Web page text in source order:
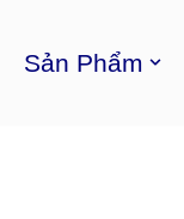
Sản Phẩm